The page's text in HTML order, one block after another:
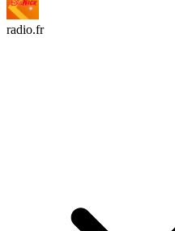
radio.fr